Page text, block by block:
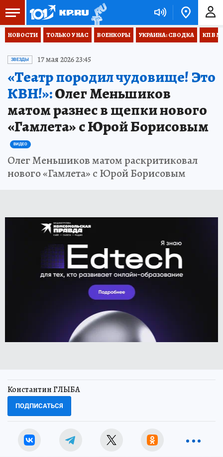
НОВОСТИ ТОЛЬКО У НАС ВОЕНКОРЫ УКРАИНА: СВОДКА КП В
ЗВЕЗДЫ 17 мая 2026 23:45
«Театр породил чудовище! Это
КВН!»:Олег Меньшиков
матом разнес в щепки нового
«Гамлета» с Юрой Борисовым
ВИДЕО
Олег Меньшиков матом раскритиковал
нового «Гамлета» с Юрой Борисовым
Константин ГЛЫБА
ПОДПИСАТЬСЯ